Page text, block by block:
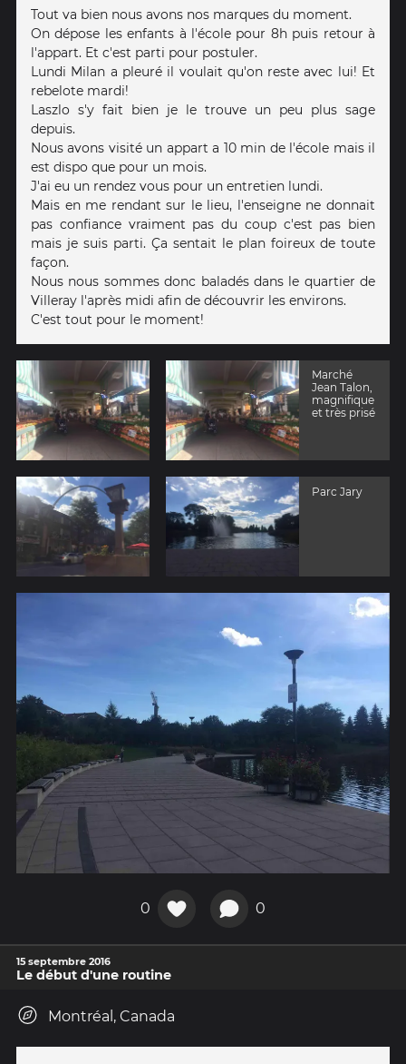
Tout va bien nous avons nos marques du moment.
On dépose les enfants à l'école pour 8h puis retour à
l'appart. Et c'est parti pour postuler.
Lundi Milan a pleuré il voulait qu'on reste avec lui! Et
rebelote mardi!
Laszlo s'y fait bien je le trouve un peu plus sage
depuis.
Nous avons visité un appart a 10 min de l'école mais il
est dispo que pour un mois.
J'ai eu un rendez vous pour un entretien lundi.
Mais en me rendant sur le lieu, l'enseigne ne donnait
pas confiance vraiment pas du coup c'est pas bien
mais je suis parti. Ça sentait le plan foireux de toute
façon.
Nous nous sommes donc baladés dans le quartier de
Villeray l'après midi afin de découvrir les environs.
C'est tout pour le moment!
Marché
Jean Talon,
magnifique
et très prisé
Parc Jary
0 0
15 septembre 2016
Le début d'une routine
Montréal, Canada